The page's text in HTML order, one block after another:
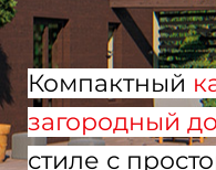
Компактный
загородный
стиле с